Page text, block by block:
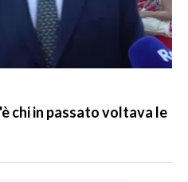
chi in passato voltava le